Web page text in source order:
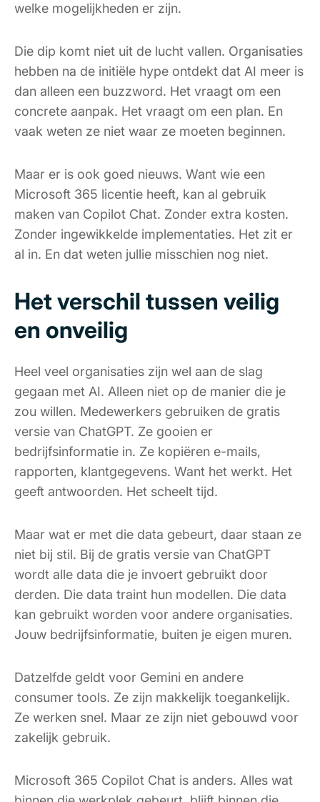
welke mogelijkheden er zijn.
Die dip komt niet uit de lucht vallen. Organisaties
hebben na de initiële hype ontdekt dat AI meer is
dan alleen een buzzword. Het vraagt om een
concrete aanpak. Het vraagt om een plan. En
vaak weten ze niet waar ze moeten beginnen.
Maar er is ook goed nieuws. Want wie een
Microsoft 365 licentie heeft, kan al gebruik
maken van Copilot Chat. Zonder extra kosten.
Zonder ingewikkelde implementaties. Het zit er
al in. En dat weten jullie misschien nog niet.
Het verschil tussen veilig
en onveilig
Heel veel organisaties zijn wel aan de slag
gegaan met AI. Alleen niet op de manier die je
zou willen. Medewerkers gebruiken de gratis
versie van ChatGPT. Ze gooien er
bedrijfsinformatie in. Ze kopiëren e-mails,
rapporten, klantgegevens. Want het werkt. Het
geeft antwoorden. Het scheelt tijd.
Maar wat er met die data gebeurt, daar staan ze
niet bij stil. Bij de gratis versie van ChatGPT
wordt alle data die je invoert gebruikt door
derden. Die data traint hun modellen. Die data
kan gebruikt worden voor andere organisaties.
Jouw bedrijfsinformatie, buiten je eigen muren.
Datzelfde geldt voor Gemini en andere
consumer tools. Ze zijn makkelijk toegankelijk.
Ze werken snel. Maar ze zijn niet gebouwd voor
zakelijk gebruik.
Microsoft 365 Copilot Chat is anders. Alles wat